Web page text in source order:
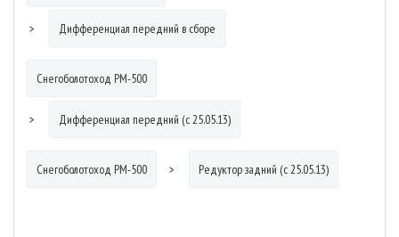
Дифференциал передний в сборе
Снегоболотоход РМ-500
Дифференциал передний (с 25.05.13)
Снегоболотоход РМ-500 Редуктор задний (с 25.05.13)